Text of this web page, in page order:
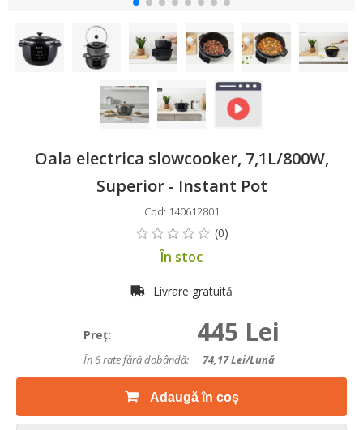
Oala electrica slowcooker, 7,1L/800W,
Superior - Instant Pot
Cod: 140612801
În stoc
Livrare gratuită
Preţ: 445 Lei
În 6 rate fără dobândă: 74,17Lei/lună
Adaugă în coș